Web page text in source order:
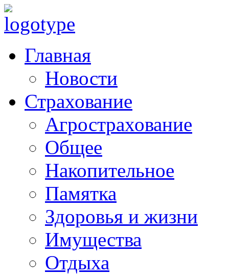
Главная
Новости
Страхование
Агрострахование
Общее
Накопительное
Памятка
Здоровья и жизни
Имущества
Отдыха